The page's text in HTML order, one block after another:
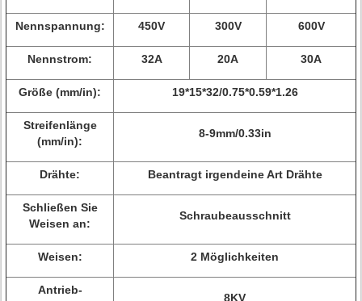
Nennspannung: 450V 300V 600V
Nennstrom: 32A 20A 30A
Größe (mm/in): 19*15*32/0.75*0.59*1.26
Streifenlänge
(mm/in):
8-9mm/0.33in
Drähte: Beantragt irgendeine Art Drähte
Schließen Sie
Weisen an:
Schraubeausschnitt
Weisen: 2 Möglichkeiten
Antrieb-
8KV